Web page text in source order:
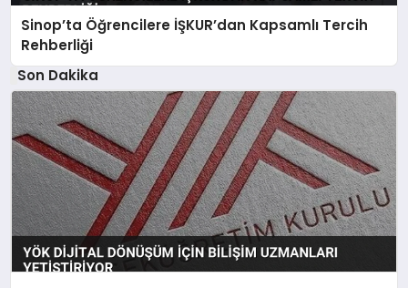
Sinop’ta Öğrencilere İŞKUR’dan Kapsamlı Tercih
Rehberliği
Son Dakika